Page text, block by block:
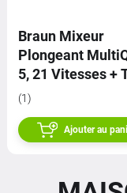
Braun Mixeur
Plongeant
5, 21 Vitesses +
1000W Blan B-
(1)
Ajouter au